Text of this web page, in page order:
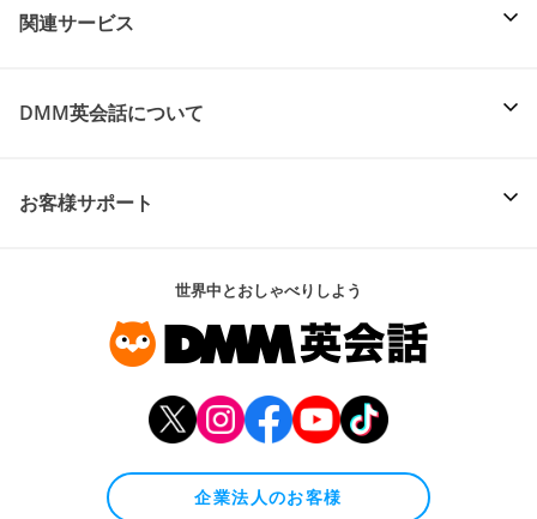
関連サービス
DMM英会話について
お客様サポート
世界中とおしゃべりしよう
企業法人のお客様